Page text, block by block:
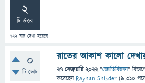
2
টি উত্তর
722বার দেখা হয়েছে
0
টি ভোট
রাতের আকাশ কালো
27 ফেব্রুয়ারি 2022 "জ্যোতির্বিজ্ঞান"
করেছেনRayhan Shikder (9,310